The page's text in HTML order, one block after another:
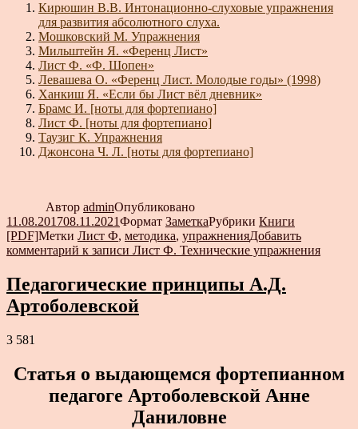
Кирюшин В.В. Интонационно-слуховые упражнения
для развития абсолютного слуха.
Мошковский М. Упражнения
Мильштейн Я. «Ференц Лист»
Лист Ф. «Ф. Шопен»
Левашева О. «Ференц Лист. Молодые годы» (1998)
Ханкиш Я. «Если бы Лист вёл дневник»
Брамс И. [ноты для фортепиано]
Лист Ф. [ноты для фортепиано]
Таузиг К. Упражнения
Джонсона Ч. Л. [ноты для фортепиано]
Автор adminОпубликовано
11.08.201708.11.2021Формат ЗаметкаРубрики Книги
[PDF]Метки Лист Ф, методика, упражненияДобавить
комментарий к записи Лист Ф. Технические упражнения
Педагогические принципы А.Д.
Артоболевской
3 581
Статья о выдающемся фортепианном
педагоге Артоболевской Анне
Даниловне